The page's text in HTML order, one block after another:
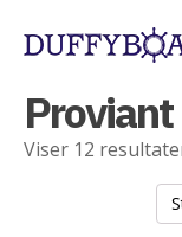
Proviant
Viser 12